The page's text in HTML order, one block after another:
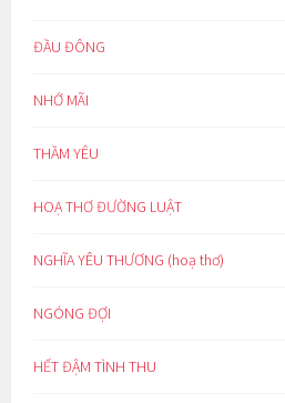
ĐẦU ĐÔNG
NHỚ MÃI
THẦM YÊU
HOẠ THƠ ĐƯỜNG LUẬT
NGHĨA YÊU THƯƠNG (hoạ thơ)
NGÓNG ĐỢI
HẾT ĐẬM TÌNH THU